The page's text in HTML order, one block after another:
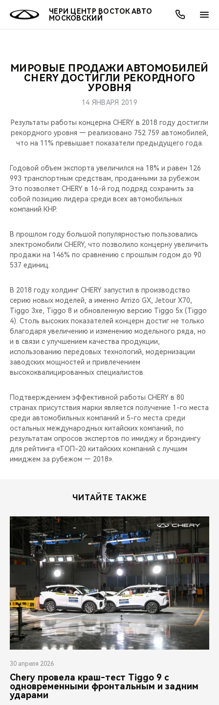
ЧЕРИ ЦЕНТР ВОСТОК АВТО
МОСКОВСКИЙ
МОДЕЛИ
КРОССОВЕРЫ
НОВИНКИ
ПОКУПАТЕЛЯМ
КРЕДИТ И СТРАХОВАНИЕ
ВЛАДЕЛЬЦАМ
ЗАПЧАСТИ И АКСЕССУАРЫ
ПОДДЕРЖКА
CHERY CONNECT
МИР CHERY
О БРЕНДЕ
CHERY В СОЦСЕТЯХ
ЛЮДИ CHERY
БЛАГОТВОРИТЕЛЬНОСТЬ
CHERY И СПОРТ
НАШИ МЕРОПРИЯТИЯ
ВИДЕООБЗОРЫ
CHERY ДЛЯ ДЕТЕЙ
АКЦИИ
ОНЛАЙН СЕРВИСЫ
КРЕДИТ
О КОМПАНИИ
МЫ В СОЦСЕТЯХ
МИРОВЫЕ ПРОДАЖИ АВТОМОБИЛЕЙ
CHERY ДОСТИГЛИ РЕКОРДНОГО
УРОВНЯ
14 ЯНВАРЯ 2019
Результаты работы концерна CHERY в 2018 году достигли
рекордного уровня — реализовано 752 759 автомобилей,
что на 11% превышает показатели предыдущего года.
Годовой объем экспорта увеличился на 18% и равен 126
993 транспортным средствам, проданными за рубежом.
Это позволяет CHERY в 16-й год подряд сохранить за
собой позицию лидера среди всех автомобильных
компаний КНР.
В прошлом году большой популярностью пользовались
электромобили CHERY, что позволило концерну увеличить
продажи на 146% по сравнению с прошлым годом до 90
537 единиц.
В 2018 году холдинг CHERY запустил в производство
серию новых моделей, а именно Arrizo GX, Jetour X70,
Tiggo 3xe, Tiggo 8 и обновленную версию Tiggo 5x (Tiggo
4). Столь высоких показателей концерн достиг не только
благодаря увеличению и изменению модельного ряда, но
и в связи с улучшением качества продукции,
использованию передовых технологий, модернизации
заводских мощностей и привлечением
высококвалицированных специалистов.
Подтверждением эффективной работы CHERY в 80
странах присутствия марки является получение 1-го места
среди автомобильных компаний и 5-го места среди
остальных международных китайских компаний, по
результатам опросов экспертов по имиджу и брэндингу
для рейтинга «ТОП-20 китайских компаний с лучшим
имиджем за рубежом — 2018».
ЧИТАЙТЕ ТАКЖЕ
30 апреля 2026
Chery провела краш-тест Tiggo 9 с
одновременными фронтальным и задним
ударами